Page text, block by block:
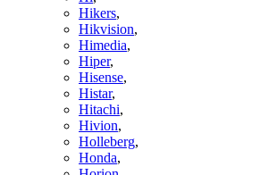
Hikers,
Hikvision,
Himedia,
Hiper,
Hisense,
Histar,
Hitachi,
Hivion,
Holleberg,
Honda,